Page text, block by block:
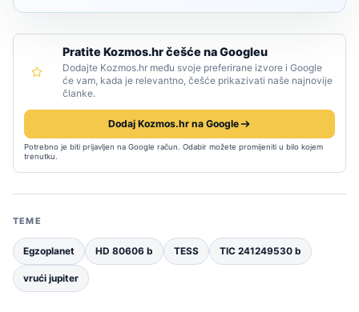
Pratite Kozmos.hr češće na Googleu
Dodajte Kozmos.hr među svoje preferirane izvore i Google
će vam, kada je relevantno, češće prikazivati naše najnovije
članke.
Dodaj Kozmos.hr na Google
Potrebno je biti prijavljen na Google račun. Odabir možete promijeniti u bilo kojem
trenutku.
TEME
Egzoplanet HD 80606 b TESS TIC 241249530 b
vrući jupiter